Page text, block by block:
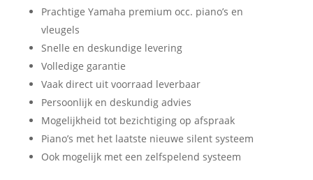
Prachtige Yamaha premium occ. piano’s en
vleugels
Snelle en deskundige levering
Volledige garantie
Vaak direct uit voorraad leverbaar
Persoonlijk en deskundig advies
Mogelijkheid tot bezichtiging op afspraak
Piano’s met het laatste nieuwe silent systeem
Ook mogelijk met een zelfspelend systeem